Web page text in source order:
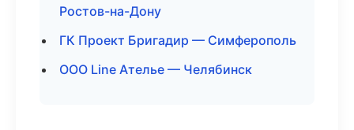
Ростов-на-Дону
ГК Проект Бригадир — Симферополь
ООО Line Ателье — Челябинск